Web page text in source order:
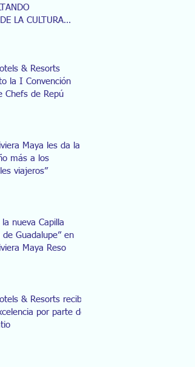
LA CULTURA
& Resorts
la I Convención
Chefs de Repú
Maya les da la
más a los
viajeros”
nueva Capilla
Guadalupe” en
Maya Reso
& Resorts recibe
por parte de